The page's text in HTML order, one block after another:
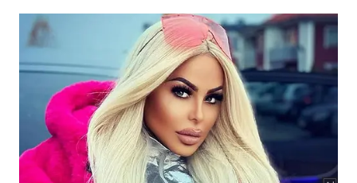
Caso exista suspeita de exposição ao HIV, mas o
primeiro teste não detecte a infecção, é
recomendado repetir o exame após
aproximadamente 30 dias para confirmar o
diagnóstico. Essa reavaliação é essencial para evitar
a disseminação do vírus.